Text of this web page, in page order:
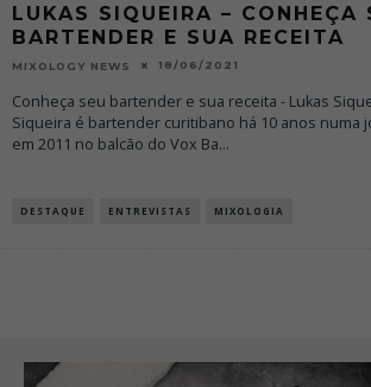
LUKAS SIQUEIRA – CONHEÇA
BARTENDER E SUA RECEITA
MIXOLOGY NEWS 18/06/2021
Conheça seu bartender e sua receita - Lukas
Siqueira é bartender curitibano há 10 anos numa
em 2011 no balcão do Vox Ba...
DESTAQUE ENTREVISTAS MIXOLOGIA